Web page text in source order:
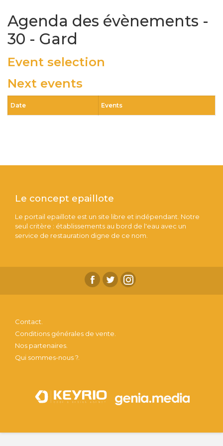
Agenda des évènements -
30 - Gard
Event selection
Next events
Date Events
Le concept epaillote
Le portail epaillote est un site libre et indépendant. Notre
seul critère : établissements au bord de l'eau avec un
service de restauration digne de ce nom.
Contact.
Conditions générales de vente.
Nos partenaires.
Qui sommes-nous ?.